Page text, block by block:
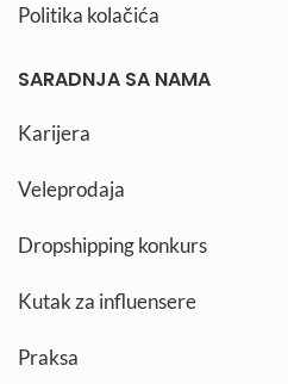
Politika kolačića
SARADNJA SA NAMA
Karijera
Veleprodaja
Dropshipping konkurs
Kutak za influensere
Praksa